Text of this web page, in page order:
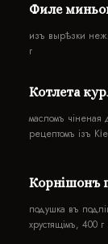
Филе
изъ вырѣзки
г
Котлета
масломъ чiненая
рецептомъ iзъ
Корнiшонъ
подушка въ
хрустящiмъ, 400 г